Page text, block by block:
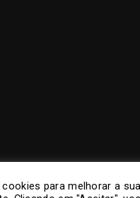
para melhorar a